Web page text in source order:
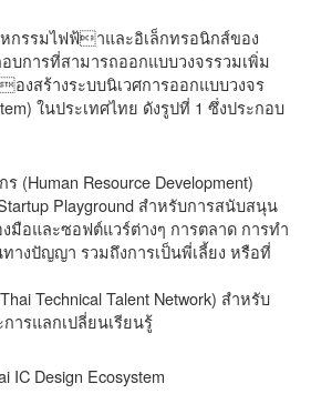
กรรมไฟฟ้าและอิเล็กทรอนิกส์ของ
การที่สามารถออกแบบวงจรรวมเพิ่ม
งสร้างระบบนิเวศการออกแบบวงจร
ในประเทศไทย ดังรูปที่ 1 ซึ่งประกอบ
(Human Resource Development)
Playground สำหรับการสนับสนุน
งมือและซอฟต์แวร์ต่างๆ การตลาด การทำ
างปัญญา รวมถึงการเป็นพี่เลี้ยง หรือที่
Technical Talent Network) สำหรับ
ารแลกเปลี่ยนเรียนรู้